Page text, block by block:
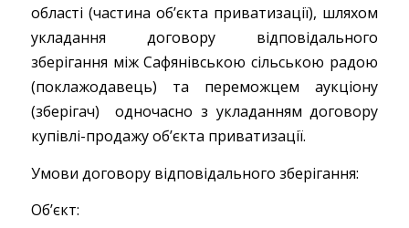
області (частина об’єкта приватизації), шляхом
укладання договору відповідального
зберігання між Сафянівською сільською радою
(поклажодавець) та переможцем аукціону
(зберігач) одночасно з укладанням договору
купівлі-продажу об’єкта приватизації.
Умови договору відповідального зберігання:
Об’єкт: